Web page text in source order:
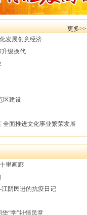
更多>>
发展创意经济
升级换代
区建设
全面推进文化事业繁荣发展
里画廊
阴民进的抗疫日记
“学”社情民意